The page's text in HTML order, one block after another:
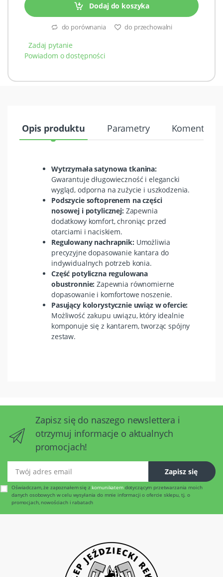
Dodaj do koszyka
do porównania do przechowalni
Zadaj pytanie
Powiadom o dostępności
Opis produktu Parametry Komentarze
Wytrzymała satynowa tkanina:
Gwarantuje długowieczność i elegancki
wygląd, odporna na zużycie i uszkodzenia.
Podszycie softoprenem na części
nosowej i potylicznej: Zapewnia
dodatkowy komfort, chroniąc przed
otarciami i naciskiem.
Regulowany nachrapnik: Umożliwia
precyzyjne dopasowanie kantara do
indywidualnych potrzeb konia.
Część potyliczna regulowana
obustronnie: Zapewnia równomierne
dopasowanie i komfortowe noszenie.
Pasujący kolorystycznie uwiąz w ofercie:
Możliwość zakupu uwiązu, który idealnie
komponuje się z kantarem, tworząc spójny
zestaw.
Zapisz się do naszego newslettera i
otrzymuj informacje o aktualnych
promocjach!
Zapisz się
Oświadczam, że zapoznałem się z komunikatemdotyczącym przetwarzania moich
danych osobowych w celu wysyłania do mnie informacji o ofercie sklepu, tj. o
promocjach, nowościach i rabatach